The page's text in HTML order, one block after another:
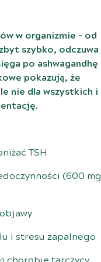
w organizmie – od
szybko, odczuwa
po ashwagandhę
pokazują, że
nie dla wszystkich i
TSH
(600 mg
i stresu zapalnego